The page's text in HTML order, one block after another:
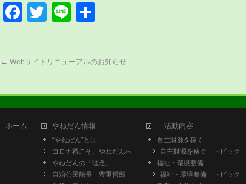
Facebook
Twitter
Line
← Webサイトリニューアルのお知らせ
ホーム やねだん情報
“やねだん”とは
コロナ禍こそ、やねだんへ
やねだんの「理念」
自治公民館長 豊重哲郎
活動内容
自主財源を稼ぐ
自主財源を稼ぐ トピック
福祉・環境整備
福祉・環境整備 トピック